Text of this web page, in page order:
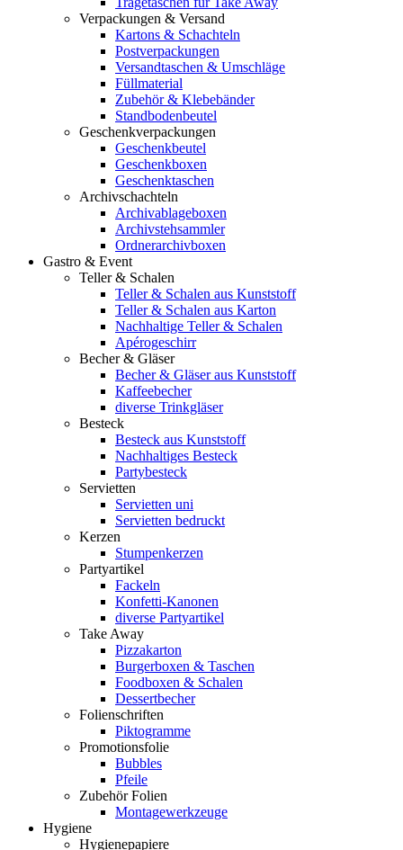
Verpackungen & Versand
Kartons & Schachteln
Postverpackungen
Versandtaschen & Umschläge
Füllmaterial
Zubehör & Klebebänder
Standbodenbeutel
Geschenkverpackungen
Geschenkbeutel
Geschenkboxen
Geschenktaschen
Archivschachteln
Archivablageboxen
Archivstehsammler
Ordnerarchivboxen
Gastro & Event
Teller & Schalen
Teller & Schalen aus Kunststoff
Teller & Schalen aus Karton
Nachhaltige Teller & Schalen
Apérogeschirr
Becher & Gläser
Becher & Gläser aus Kunststoff
Kaffeebecher
diverse Trinkgläser
Besteck
Besteck aus Kunststoff
Nachhaltiges Besteck
Partybesteck
Servietten
Servietten uni
Servietten bedruckt
Kerzen
Stumpenkerzen
Partyartikel
Fackeln
Konfetti-Kanonen
diverse Partyartikel
Take Away
Pizzakarton
Burgerboxen & Taschen
Foodboxen & Schalen
Dessertbecher
Folienschriften
Piktogramme
Promotionsfolie
Bubbles
Pfeile
Zubehör Folien
Montagewerkzeuge
Hygiene
Hygienepapiere